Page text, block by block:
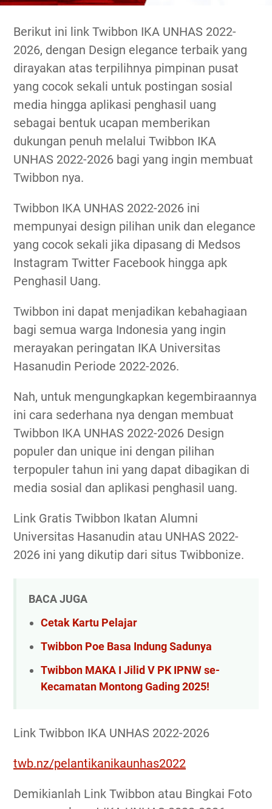
Berikut ini link Twibbon IKA UNHAS 2022-
2026, dengan Design elegance terbaik yang
dirayakan atas terpilihnya pimpinan pusat
yang cocok sekali untuk postingan sosial
media hingga aplikasi penghasil uang
sebagai bentuk ucapan memberikan
dukungan penuh melalui Twibbon IKA
UNHAS 2022-2026 bagi yang ingin membuat
Twibbon nya.
Twibbon IKA UNHAS 2022-2026 ini
mempunyai design pilihan unik dan elegance
yang cocok sekali jika dipasang di Medsos
Instagram Twitter Facebook hingga apk
Penghasil Uang.
Twibbon ini dapat menjadikan kebahagiaan
bagi semua warga Indonesia yang ingin
merayakan peringatan IKA Universitas
Hasanudin Periode 2022-2026.
Nah, untuk mengungkapkan kegembiraannya
ini cara sederhana nya dengan membuat
Twibbon IKA UNHAS 2022-2026 Design
populer dan unique ini dengan pilihan
terpopuler tahun ini yang dapat dibagikan di
media sosial dan aplikasi penghasil uang.
Link Gratis Twibbon Ikatan Alumni
Universitas Hasanudin atau UNHAS 2022-
2026 ini yang dikutip dari situs Twibbonize.
BACA JUGA
Cetak Kartu Pelajar
Twibbon Poe Basa Indung Sadunya
Twibbon MAKA I Jilid V PK IPNW se-
Kecamatan Montong Gading 2025!
Link Twibbon IKA UNHAS 2022-2026
twb.nz/pelantikanikaunhas2022
Demikianlah Link Twibbon atau Bingkai Foto